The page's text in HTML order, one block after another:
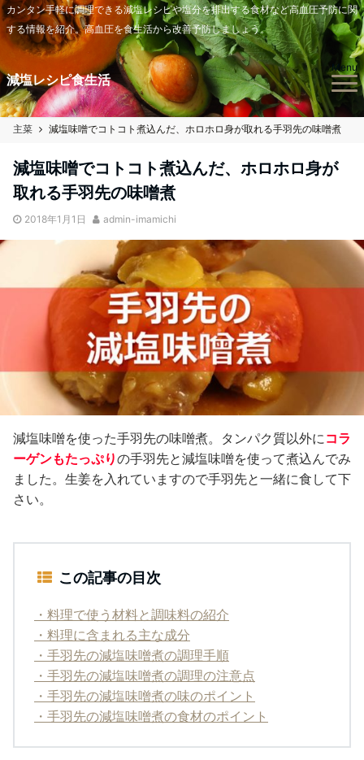
カンタン手軽に調理できる減塩レシピや塩分を排出する食材など高血圧予防に関
する情報を紹介。高血圧を食生活から改善予防しましょう。
減塩レシピ食生活
Menu
主菜 減塩味噌でコトコト煮込んだ、ホロホロ身が取れる手羽先の味噌煮
減塩味噌でコトコト煮込んだ、ホロホロ身が
取れる手羽先の味噌煮
2018年1月1日 admin-imamichi
減塩味噌を使った手羽先の味噌煮。タンパク質以外に コラ
ーゲンもたっぷりの手羽先と減塩味噌を使って煮込んでみ
ました。生姜を入れていますので手羽先と一緒に食して下
さい。
この記事の目次
・料理で使う材料と調味料の紹介
・料理に含まれる主な成分
・手羽先の減塩味噌煮の調理手順
・手羽先の減塩味噌煮の調理の注意点
・手羽先の減塩味噌煮の味のポイント
・手羽先の減塩味噌煮の食材のポイント